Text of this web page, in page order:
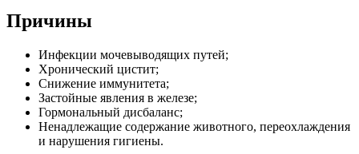
Причины
Инфекции мочевыводящих путей;
Хронический цистит;
Снижение иммунитета;
Застойные явления в железе;
Гормональный дисбаланс;
Ненадлежащие содержание животного, переохлаждения
и нарушения гигиены.